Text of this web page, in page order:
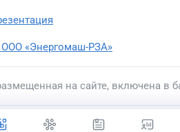
«Энергомаш-РЗА»
на сайте, включена в